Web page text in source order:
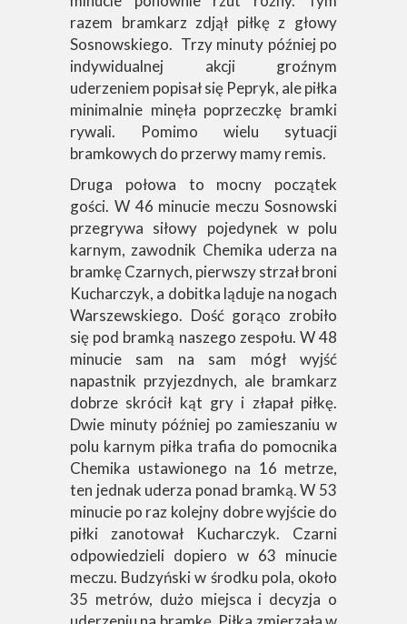
razem bramkarz zdjął piłkę z głowy
Sosnowskiego. Trzy minuty później po
indywidualnej akcji groźnym
uderzeniem popisał się Pepryk, ale piłka
minimalnie minęła poprzeczkę bramki
rywali. Pomimo wielu sytuacji
bramkowych do przerwy mamy remis.
Druga połowa to mocny początek
gości. W 46 minucie meczu Sosnowski
przegrywa siłowy pojedynek w polu
karnym, zawodnik Chemika uderza na
bramkę Czarnych, pierwszy strzał broni
Kucharczyk, a dobitka ląduje na nogach
Warszewskiego. Dość gorąco zrobiło
się pod bramką naszego zespołu. W 48
minucie sam na sam mógł wyjść
napastnik przyjezdnych, ale bramkarz
dobrze skrócił kąt gry i złapał piłkę.
Dwie minuty później po zamieszaniu w
polu karnym piłka trafia do pomocnika
Chemika ustawionego na 16 metrze,
ten jednak uderza ponad bramką. W 53
minucie po raz kolejny dobre wyjście do
piłki zanotował Kucharczyk. Czarni
odpowiedzieli dopiero w 63 minucie
meczu. Budzyński w środku pola, około
35 metrów, dużo miejsca i decyzja o